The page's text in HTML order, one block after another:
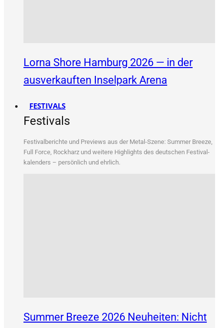
Lorna Shore Hamburg 2026 — in der
ausverkauften Inselpark Arena
FESTIVALS
Festivals
Fes­ti­val­be­rich­te und Pre­views aus der Metal-Sze­ne: Sum­mer Bree­ze,
Full Force, Rock­harz und wei­te­re High­lights des deut­schen Fes­ti­val­
ka­len­ders – per­sön­lich und ehrlich.
Summer Breeze 2026 Neuheiten: Nicht